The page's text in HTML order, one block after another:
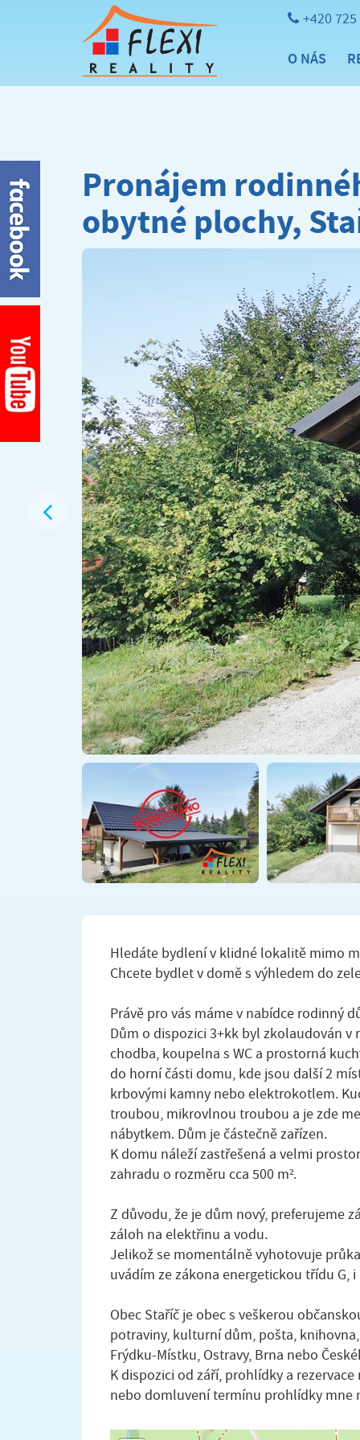
+420
O NÁS
Pronájem
obytné plochy,
Hledáte bydlení v klidné lokalitě mimo
Chcete bydlet v domě s výhledem do
Právě pro vás máme v nabídce rodinný
Dům o dispozici 3+kk byl zkolaudován v
chodba, koupelna s WC a prostorná
do horní části domu, kde jsou další 2
krbovými kamny nebo elektrokotlem.
troubou, mikrovlnou troubou a je zde
nábytkem. Dům je částečně zařízen.
K domu náleží zastřešená a velmi
zahradu o rozměru cca 500 m².
Z důvodu, že je dům nový, preferujeme
záloh na elektřinu a vodu.
Jelikož se momentálně vyhotovuje
uvádím ze zákona energetickou třídu G,
Obec Staříč je obec s veškerou
potraviny, kulturní dům, pošta,
Frýdku-Místku, Ostravy, Brna nebo
K dispozici od září, prohlídky a
nebo domluvení termínu prohlídky mne